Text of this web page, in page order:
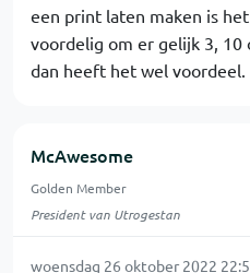
een print laten maken is
voordelig om er gelijk 3,
dan heeft het wel voordeel.
McAwesome
Golden Member
President van Utrogestan
woensdag 26 oktober 2022